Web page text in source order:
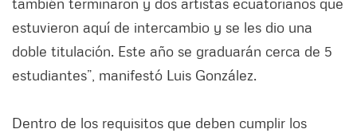
estuvieron aquí de intercambio y se les dio una
doble titulación. Este año se graduarán cerca de 5
estudiantes”, manifestó Luis González.
Dentro de los requisitos que deben cumplir los